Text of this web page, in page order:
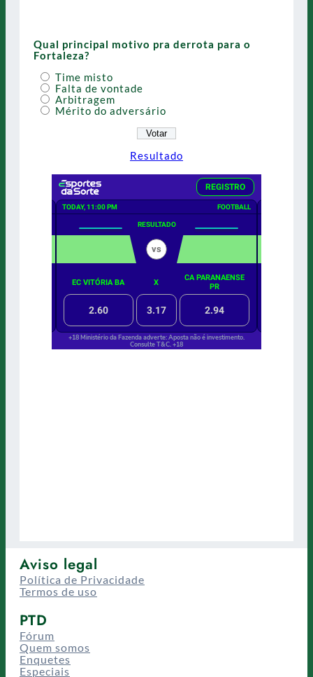
Qual principal motivo pra derrota para o
Fortaleza?
Time misto
Falta de vontade
Arbitragem
Mérito do adversário
Resultado
Aviso legal
Política de Privacidade
Termos de uso
PTD
Fórum
Quem somos
Enquetes
Especiais